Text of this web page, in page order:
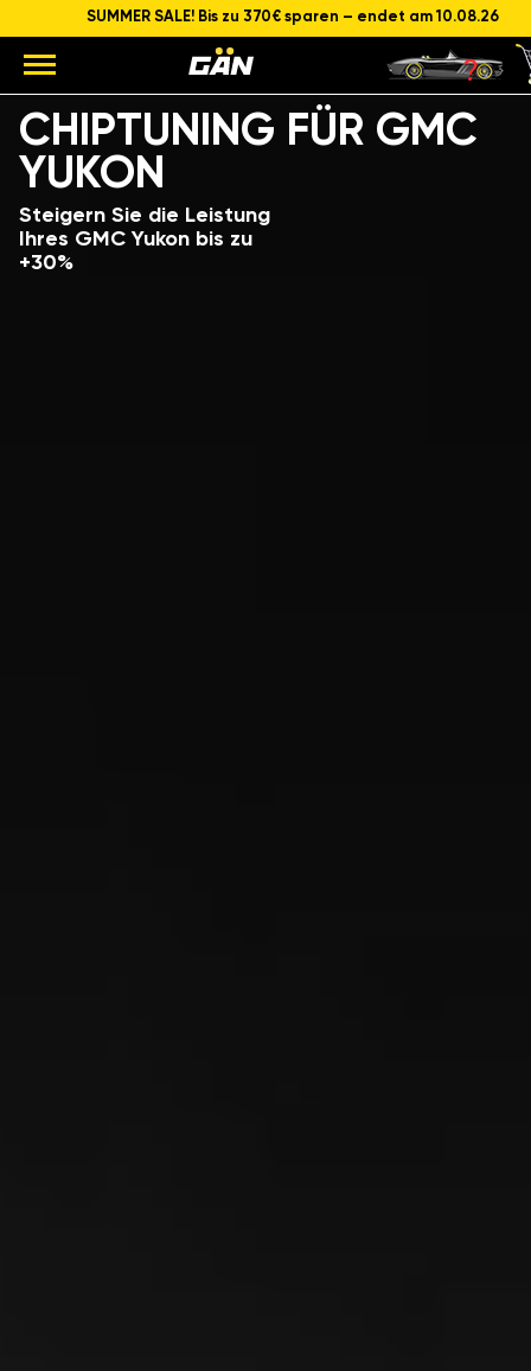
SUMMER SALE! Bis zu 370€ sparen – endet am 10.08.26
CHIPTUNING FÜR GMC
YUKON
Steigern Sie die Leistung
Ihres GMC Yukon bis zu
+30%
Modell
Hubraum und Leistung des Motors